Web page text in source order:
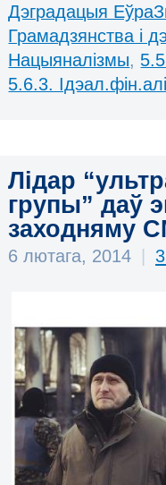
Дэградацыя
Грамадзянства і
Нацыяналізмы,
5.6.3.
Лідар
групы” даў
заходняму
6 лютага, 2014